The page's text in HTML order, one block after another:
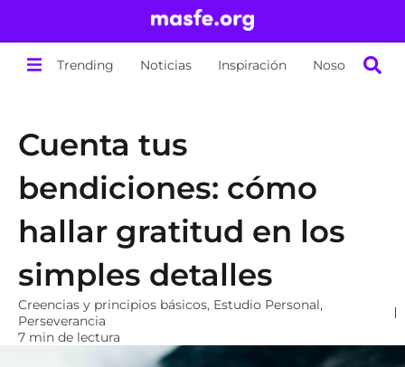
Trending Noticias Inspiración Nosotros
Cuenta tus
bendiciones: cómo
hallar gratitud en los
simples detalles
Creencias y principios básicos, Estudio Personal,
Perseverancia
7 min de lectura